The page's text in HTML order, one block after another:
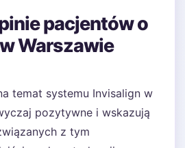
pacjentów o
Warszawie
temat systemu Invisalign w
pozytywne i wskazują
z tym